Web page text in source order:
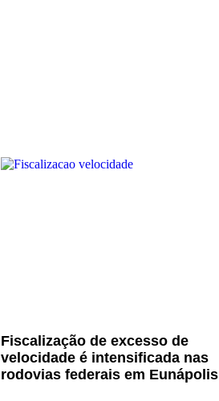
Fiscalização de excesso de
velocidade é intensificada nas
rodovias federais em Eunápolis